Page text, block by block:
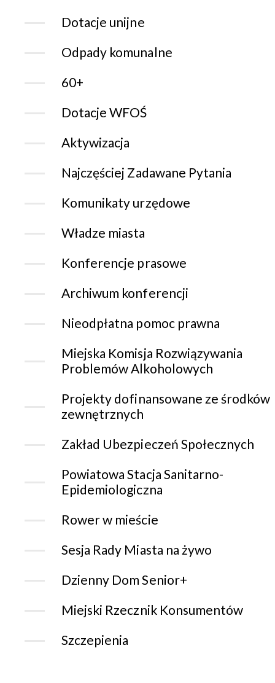
Dotacje unijne
Odpady komunalne
60+
Dotacje WFOŚ
Aktywizacja
Najczęściej Zadawane Pytania
Komunikaty urzędowe
Władze miasta
Konferencje prasowe
Archiwum konferencji
Nieodpłatna pomoc prawna
Miejska Komisja Rozwiązywania
Problemów Alkoholowych
Projekty dofinansowane ze środków
zewnętrznych
Zakład Ubezpieczeń Społecznych
Powiatowa Stacja Sanitarno-
Epidemiologiczna
Rower w mieście
Sesja Rady Miasta na żywo
Dzienny Dom Senior+
Miejski Rzecznik Konsumentów
Szczepienia